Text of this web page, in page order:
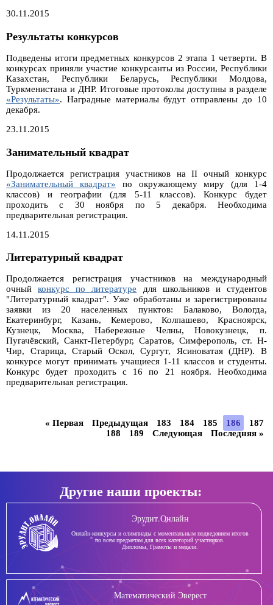
30.11.2015
Результаты конкурсов
Подведены итоги предметных конкурсов 2 этапа 1 четверти. В
конкурсах приняли участие конкурсанты из России, Республики
Казахстан, Республики Беларусь, Республики Молдова,
Туркменистана и ДНР. Итоговые протоколы доступны в разделе
«Результаты». Наградные материалы будут отправлены до 10
декабря.
23.11.2015
Занимательный квадрат
Продолжается регистрация участников на II очный конкурс
«Занимательный квадрат» по окружающему миру (для 1-4
классов) и географии (для 5-11 классов). Конкурс будет
проходить с 30 ноября по 5 декабря. Необходима
предварительная регистрация.
14.11.2015
Литературный квадрат
Продолжается регистрация участников на международный
очныйконкурс по литературе для школьников и студентов
"Литературный квадрат". Уже обработаны и зарегистрированы
заявки из 20 населенных пунктов: Балаково, Вологда,
Екатеринбург, Казань, Кемерово, Колпашево, Красноярск,
Кузнецк, Москва, Набережные Челны, Новокузнецк, п.
Пугачёвский, Санкт-Петербург, Саратов, Симферополь, ст. Н-
Чир, Старица, Старый Оскол, Сургут, Ясиноватая (ДНР). В
конкурсе могут принимать учащиеся 1-11 классов и студенты.
Конкурс будет проходить с 16 по 21 ноября. Необходима
предварительная регистрация.
« Первая Предыдущая 183 184 185 186
187
188
189 Следующая Последняя »
Другие наши проекты:
Эрудит.Онлайн
Онлайн-конкурсы и олимпиады с моментальным подведением итогов
по всем предметам для всех категорий участников.
Дипломы, Грамоты и медали.
Математический Эверест